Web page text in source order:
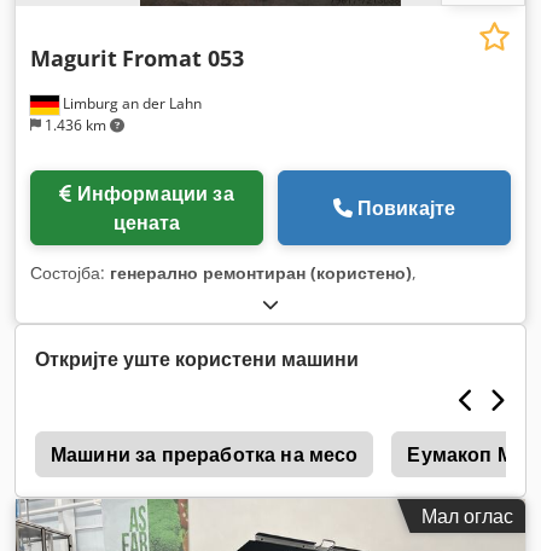
Limburg an der Lahn
1.436 km
Magurit Fromat 053
цената
Повикајте
Состојба: генерално ремонтиран (користено),
Откријте уште користени машини
Машини за преработка на месо Еумакоп
Мал оглас